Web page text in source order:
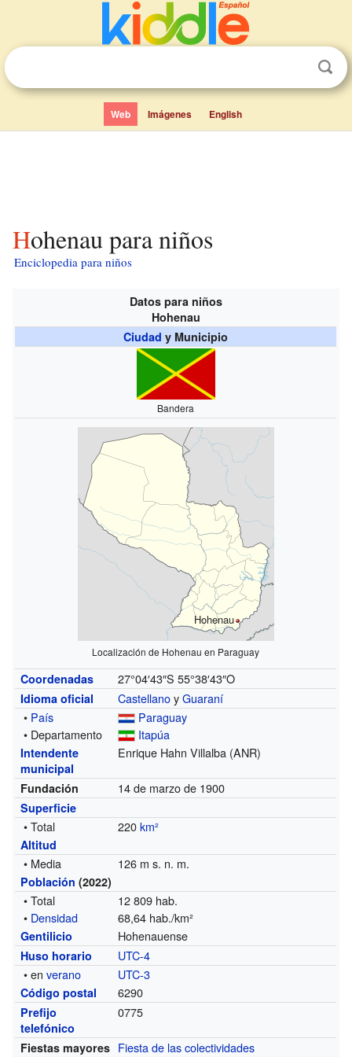
Web Imágenes English
Hohenau para niños
Enciclopedia para niños
Datos para niños
Hohenau
Ciudad y Municipio
Bandera
Hohenau
Localización de Hohenau en Paraguay
Coordenadas 27°04′43″S 55°38′43″O
Idioma oficial CastellanoyGuaraní
• País
Paraguay
• Departamento
Itapúa
Intendente
municipal
Enrique Hahn Villalba (ANR)
Fundación 14 de marzo de 1900
Superficie
• Total 220km²
Altitud
• Media 126 m s. n. m.
Población (2022)
• Total
12 809 hab.
• Densidad 68,64 hab./km²
Gentilicio Hohenauense
Huso horario
UTC-4
• enverano UTC-3
Código postal 6290
Prefijo
telefónico
0775
Fiestas mayores Fiesta de las colectividades